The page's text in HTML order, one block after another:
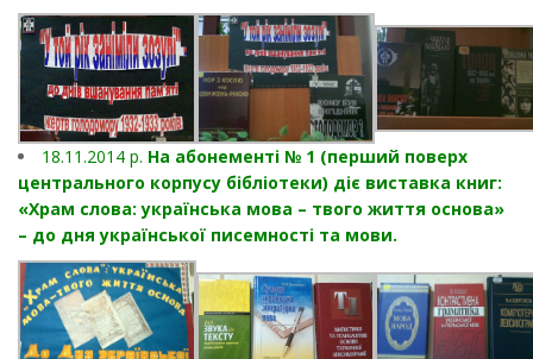
18.11.2014 р. На абонементі № 1 (перший поверх
центрального корпусу бібліотеки) діє виставка книг:
«Храм слова: українська мова – твого життя основа»
– до дня української писемності та мови.